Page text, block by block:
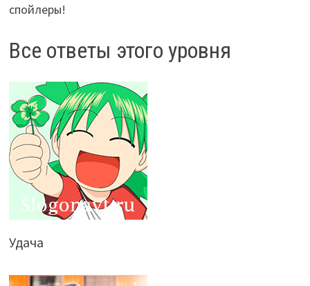
спойлеры!
Все ответы этого уровня
Удача